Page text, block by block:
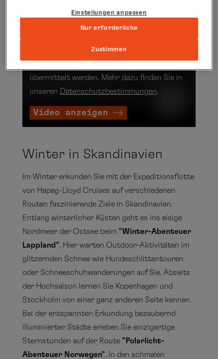
Youtube, das den Artikel ergänzt. Mit einem
Inhalte angezeigt werden. Damit können
übermittelt werden. Mehr dazu finden Sie in
unseren Datenschutzbestimmungen.
Video anzeigen
Winter in Skandinavien
Im Winter erkunden Sie mit der Expeditionsflotte
von Hapag-Lloyd Cruises auf verschiedenen
Routen faszinierende Ziele in Skandinavien.
Entlang winterlicher Küsten geht es ins eisige
Nordmeer der Ostsee beim "Winter-Abenteuer
Lappland". Hier warten Outdoor-Aktivitäten im
glitzernden Schnee wie Hundeschlittentouren
oder Schneeschuhwanderungen auf Sie. Abseits
der Hochsaison lernen Sie Kopenhagen und
Stockholm von einer ganz anderen Seite kennen.
Bei der entspannten Erkundung bezaubernd
illuminierter Städte erleben Sie einzigartige
Sternstunden auf der Route "Polarlicht-
Abenteuer Norwegen". In den schmalen
Einstellungen anpassen
Nur erforderliche
Zustimmen